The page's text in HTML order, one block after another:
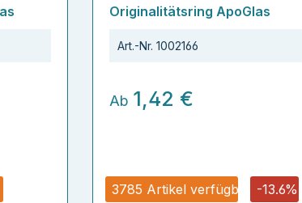
3785 Artikel verfügbar -13.6%
Originalitätsring ApoGlas
Art.-Nr. 1002166
Ab 1,42 €